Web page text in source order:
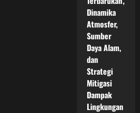
Dinamika
Atmosfer,
Sumber
Daya Alam,
dan
Strategi
Mitigasi
Dampak
Lingkungan